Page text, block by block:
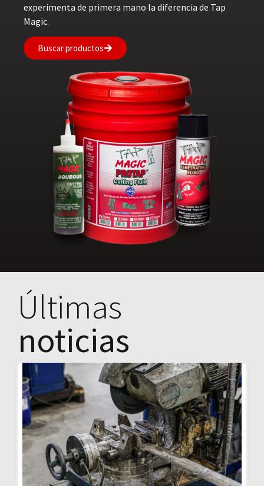
experimenta de primera mano la diferencia de Tap
Magic.
Buscar productos
Últimas
noticias